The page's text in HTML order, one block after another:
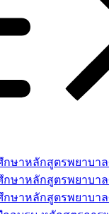
กษาหลักสูตรพยาบ
กษาหลักสูตรพยา
กษาหลักสูตรพยา